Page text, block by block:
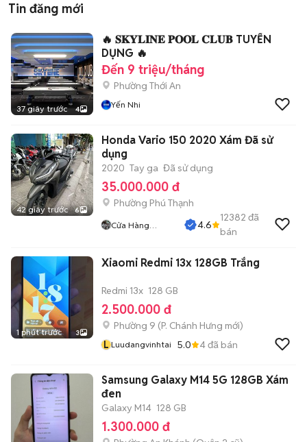
Tin đăng mới
37 giây trước 4
🔥 𝐒𝐊𝐘𝐋𝐈𝐍𝐄 𝐏𝐎𝐎𝐋 𝐂𝐋𝐔𝐁 TUYỂN
DỤNG 🔥
Đến 9 triệu/tháng
Phường Thới An
Yến Nhi
42 giây trước 6
Honda Vario 150 2020 Xám Đã sử
dụng
2020 Tay ga Đã sử dụng
35.000.000 đ
Phường Phú Thạnh
Cửa Hàng
4.6
12382 đã
bán
1 phút trước 3
Xiaomi Redmi 13x 128GB Trắng
Redmi 13x 128 GB
2.500.000 đ
Phường 9 (P. Chánh Hưng mới)
L Luudangvinhtai 5.0 4đã bán
Samsung Galaxy M14 5G 128GB Xám
đen
Galaxy M14 128 GB
1.300.000 đ